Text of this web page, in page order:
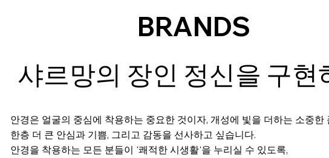
BRANDS
샤르망의 장인 정신을 구현
안경은 얼굴의 중심에 착용하는 중요한 것이자, 개성에 빛을 더하는 소중한
한층 더 큰 안심과 기쁨, 그리고 감동을 선사하고 싶습니다.
안경을 착용하는 모든 분들이 '쾌적한 시생활'을 누리실 수 있도록,